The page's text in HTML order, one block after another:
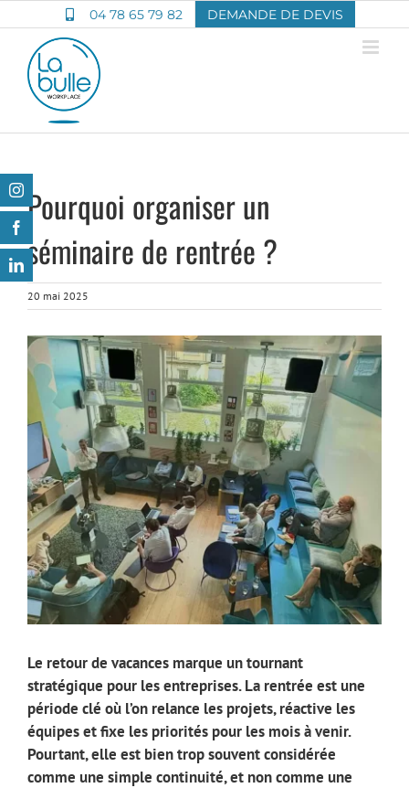
au
contenu
Instagram
LinkedIn
04 78 65 79 82 DEMANDE DE DEVIS
Pourquoi organiser un
séminaire de rentrée ?
20 mai 2025
Le retour de vacances marque un tournant
stratégique pour les entreprises. La rentrée est une
période clé où l’on relance les projets, réactive les
équipes et fixe les priorités pour les mois à venir.
Pourtant, elle est bien trop souvent considérée
comme une simple continuité, et non comme une